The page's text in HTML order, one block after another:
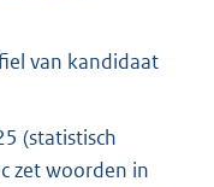
van kandidaat
(statistisch
zet woorden in